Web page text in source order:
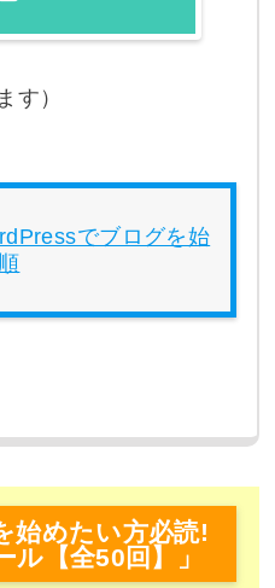
す）
でブログを始
始めたい方必読!
ル【全50回】」